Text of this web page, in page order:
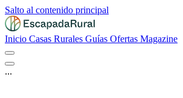
Salto al contenido principal
Inicio Casas Rurales Guías Ofertas Magazine
...